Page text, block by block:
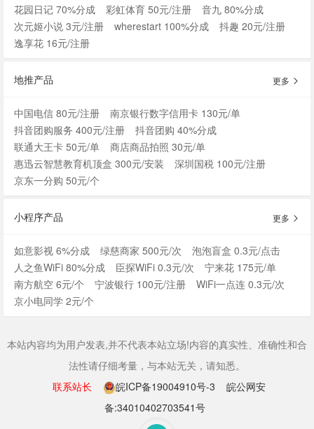
花园日记 70%分成
彩虹体育 50元/注册
音九 80%分成
次元姬小说 3元/注册
wherestart 100%分成
抖趣 20元/注册
逸享花 16元/注册
地推产品 更多
中国电信 80元/注册
南京银行数字信用卡 130元/单
抖音团购服务 400元/注册
抖音团购 40%分成
联通大王卡 50元/单
商店商品拍照 30元/单
惠迅云智慧教育机顶盒 300元/安装
深圳国税 100元/注册
京东一分购 50元/个
小程序产品 更多
如意影视 6%分成 绿慈商家 500元/次
泡泡盲盒 0.3元/点击
人之鱼WiFi 80%分成
臣探WiFi 0.3元/次
宁来花 175元/单
南方航空 6元/个
宁波银行 100元/注册
WiFi一点连 0.3元/次
京小电同学 2元/个
本站内容均为用户发表,并不代表本站立场!内容的真实性、准确性和合
法性请仔细考量，与本站无关，请知悉。
联系站长
皖ICP备19004910号-3
皖公网安
备:34010402703541号